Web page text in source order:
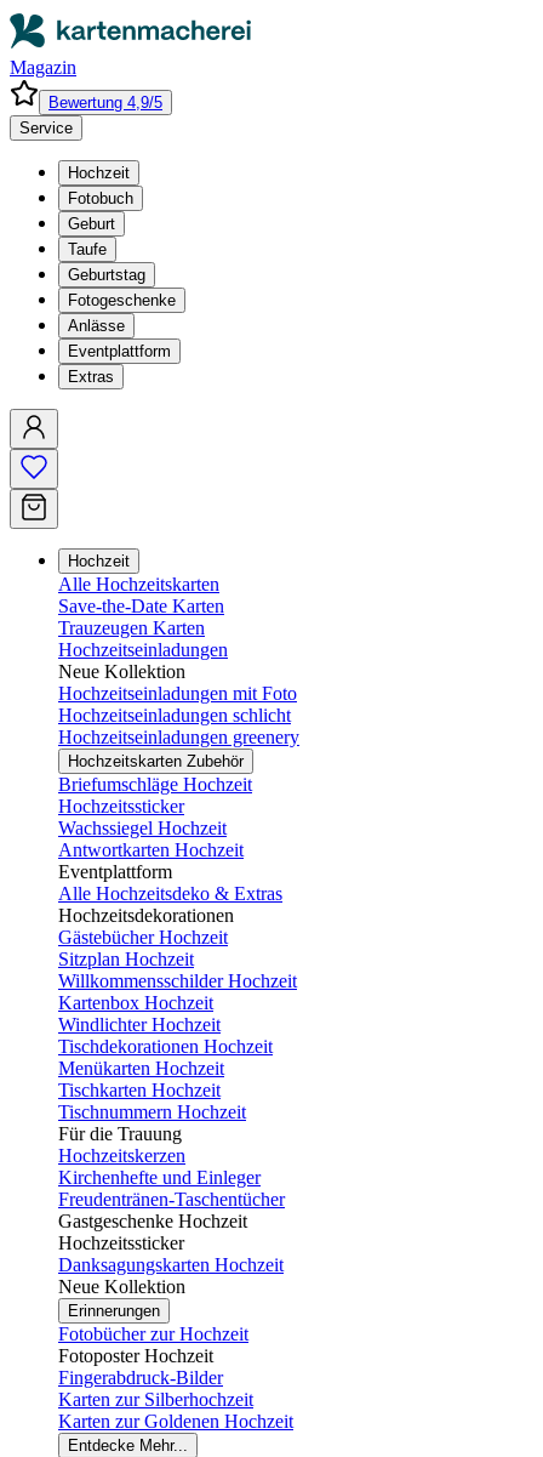
Magazin
Bewertung 4,9/5
Service
Hochzeit
Fotobuch
Geburt
Taufe
Geburtstag
Fotogeschenke
Anlässe
Eventplattform
Extras
Hochzeit
Alle Hochzeitskarten
Save-the-Date Karten
Trauzeugen Karten
Hochzeitseinladungen
Neue Kollektion
Hochzeitseinladungen mit Foto
Hochzeitseinladungen schlicht
Hochzeitseinladungen greenery
Hochzeitskarten Zubehör
Briefumschläge Hochzeit
Hochzeitssticker
Wachssiegel Hochzeit
Antwortkarten Hochzeit
Eventplattform
Alle Hochzeitsdeko & Extras
Hochzeitsdekorationen
Gästebücher Hochzeit
Sitzplan Hochzeit
Willkommensschilder Hochzeit
Kartenbox Hochzeit
Windlichter Hochzeit
Tischdekorationen Hochzeit
Menükarten Hochzeit
Tischkarten Hochzeit
Tischnummern Hochzeit
Für die Trauung
Hochzeitskerzen
Kirchenhefte und Einleger
Freudentränen-Taschentücher
Gastgeschenke Hochzeit
Hochzeitssticker
Danksagungskarten Hochzeit
Neue Kollektion
Erinnerungen
Fotobücher zur Hochzeit
Fotoposter Hochzeit
Fingerabdruck-Bilder
Karten zur Silberhochzeit
Karten zur Goldenen Hochzeit
Entdecke Mehr...